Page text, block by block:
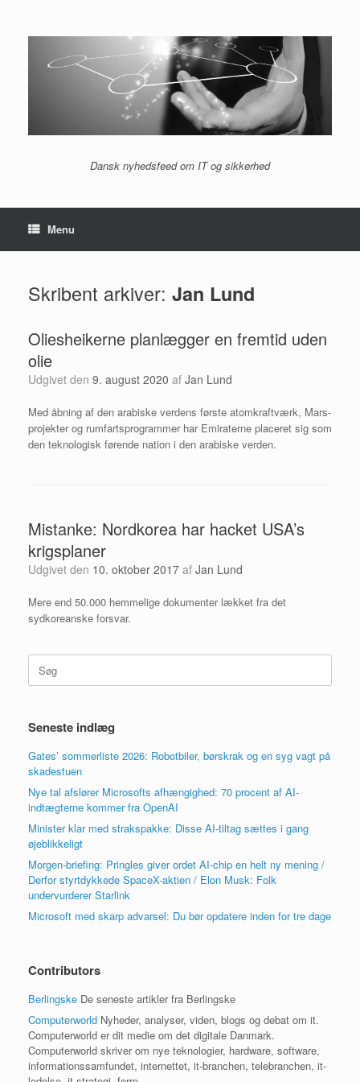
indhold
Dansk nyhedsfeed om IT og sikkerhed
Menu
Skribent arkiver: Jan Lund
Oliesheikerne planlægger en fremtid uden
olie
Udgivet den 9. august 2020 af Jan Lund
Med åbning af den arabiske verdens første atomkraftværk, Mars-
projekter og rumfartsprogrammer har Emiraterne placeret sig som
den teknologisk førende nation i den arabiske verden.
Mistanke: Nordkorea har hacket USA’s
krigsplaner
Udgivet den 10. oktober 2017 af Jan Lund
Mere end 50.000 hemmelige dokumenter lækket fra det
sydkoreanske forsvar.
Søg
efter:
Seneste indlæg
Gates’ sommerliste 2026: Robotbiler, børskrak og en syg vagt på
skadestuen
Nye tal afslører Microsofts afhængighed: 70 procent af AI-
indtægterne kommer fra OpenAI
Minister klar med strakspakke: Disse AI-tiltag sættes i gang
øjeblikkeligt
Morgen-briefing: Pringles giver ordet AI-chip en helt ny mening /
Derfor styrtdykkede SpaceX-aktien / Elon Musk: Folk
undervurderer Starlink
Microsoft med skarp advarsel: Du bør opdatere inden for tre dage
Contributors
Berlingske De seneste artikler fra Berlingske
Computerworld Nyheder, analyser, viden, blogs og debat om it.
Computerworld er dit medie om det digitale Danmark.
Computerworld skriver om nye teknologier, hardware, software,
informationssamfundet, internettet, it-branchen, telebranchen, it-